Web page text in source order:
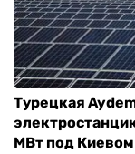
Турецкая
МВт под Киевом